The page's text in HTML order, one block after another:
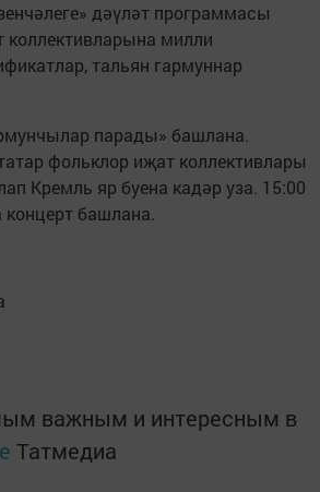
дәүләт программасы
милли
тальян гармуннар
парады» башлана.
фольклор иҗат коллективлары
Кремль яр буена кадәр уза. 15:00
концерт башлана.
важным и интересным в
Татмедиа